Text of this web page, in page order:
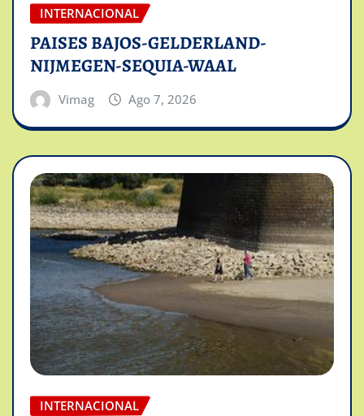
INTERNACIONAL
PAISES BAJOS-GELDERLAND-
NIJMEGEN-SEQUIA-WAAL
Vimag Ago 7, 2026
INTERNACIONAL